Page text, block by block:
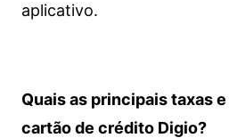
aplicativo.
Quais as principais taxas
cartão de crédito Digio?